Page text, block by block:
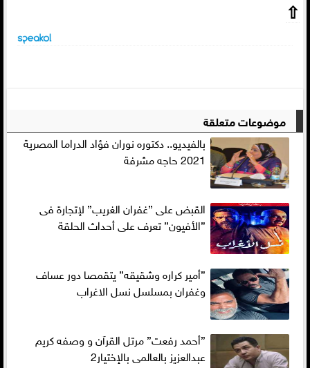
⇧
موضوعات متعلقة
بالفيديو.. دكتوره نوران فؤاد الدراما المصرية
2021 حاجه مشرفة
القبض على ”غفران الغريب” لإتجارة فى
”الأفيون” تعرف على أحداث الحلقة
”أمير كراره وشقيقه” يتقمصا دور عساف
وغفران بمسلسل نسل الاغراب
”أحمد رفعت” مرتل القرآن و وصفه كريم
عبدالعزيز بالعالمى بالإختيار2